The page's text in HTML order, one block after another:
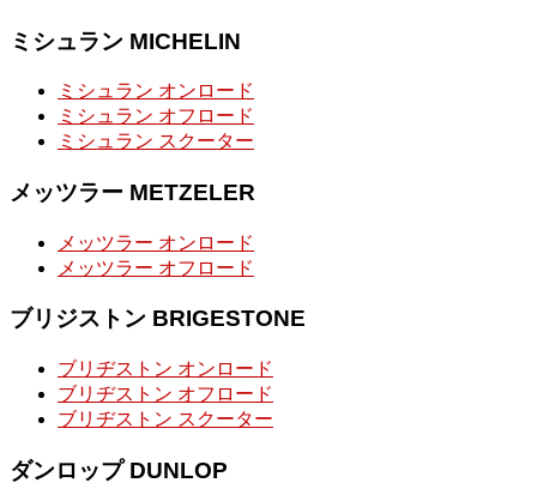
ミシュラン MICHELIN
ミシュラン オンロード
ミシュラン オフロード
ミシュラン スクーター
メッツラー METZELER
メッツラー オンロード
メッツラー オフロード
ブリジストン BRIGESTONE
ブリヂストン オンロード
ブリヂストン オフロード
ブリヂストン スクーター
ダンロップ DUNLOP